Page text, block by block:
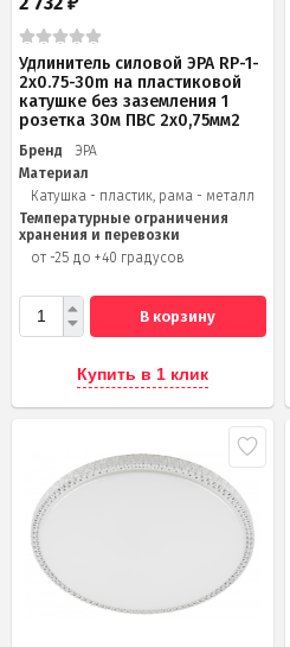
₽
Удлинитель силовой ЭРА RP-1-
2x0.75-30m на пластиковой
катушке без заземления 1
розетка 30м ПВС 2х0,75мм2
Бренд
ЭРА
Материал
Катушка - пластик, рама - металл
Температурные ограничения
хранения и перевозки
от -25 до +40 градусов
В корзину
Купить в 1 клик